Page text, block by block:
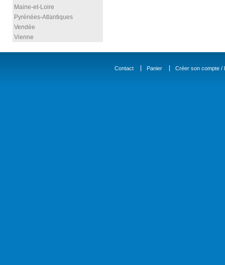
Maine-et-Loire
Pyrénées-Atlantiques
Vendée
Vienne
Contact Panier Créer son compte /